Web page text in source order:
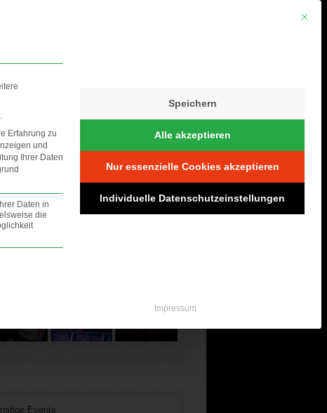
Events
Mit
Erfahrung zu
und
Ihrer Daten
Daten in
die
werden.
Speichern
Alle akzeptieren
Nur essenzielle Cookies akzeptieren
Individuelle Datenschutzeinstellungen
Impressum